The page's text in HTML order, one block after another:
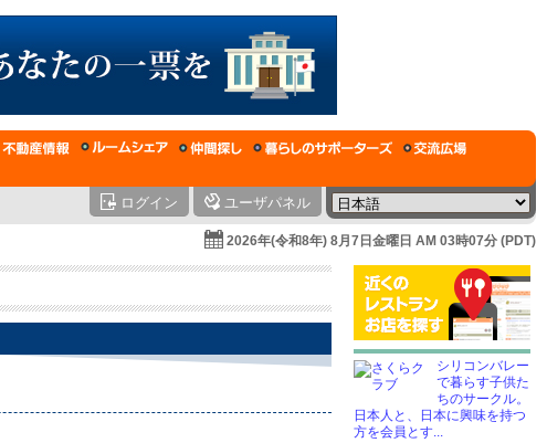
ログイン ユーザパネル
2026年(令和8年) 8月7日金曜日 AM 03時07分 (PDT)
シリコンバレー
で暮らす子供た
ちのサークル。
日本人と、日本に興味を持つ
方を会員とす...